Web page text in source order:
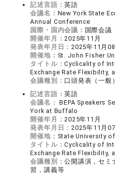
記述言語：英語
会議名： New York State
Annual Conference
国際・国内会議： 国際会議
開催年月：2025年11月
発表年月日：2025年11月08
開催地： St. John Fisher
タイトル：Cyclicality of
Exchange Rate Flexibility,
会議種別： 口頭発表（一般）
記述言語：英語
会議名： BEPA Speakers
York at Buffalo
開催年月：2025年11月
発表年月日：2025年11月07
開催地： State University
タイトル：Cyclicality of
Exchange Rate Flexibility,
会議種別：公開講演，セミ
習，講義等